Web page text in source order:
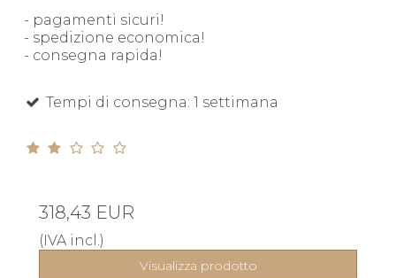
- pagamenti sicuri!
- spedizione economica!
- consegna rapida!
Tempi di consegna: 1 settimana
318,43 EUR
(IVA incl.)
Visualizza prodotto